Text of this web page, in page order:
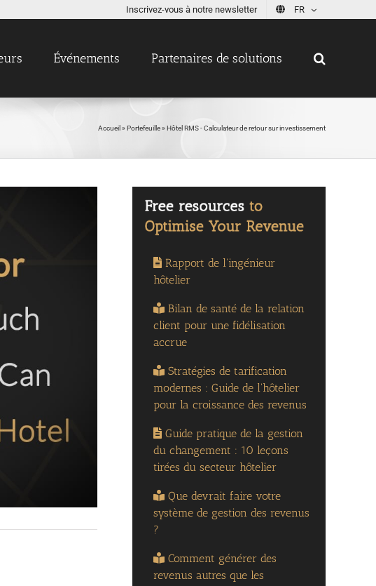
Inscrivez-vous à notre newsletter FR
Événements Partenaires de solutions
Accueil » Portefeuille» Hôtel RMS - Calculateur de retour sur investissement
Rapport de l'ingénieur
hôtelier
Bilan de santé de la relation
client pour une fidélisation
accrue
Stratégies de tarification
modernes : Guide de l'hôtelier
pour la croissance des revenus
Guide pratique de la gestion
du changement : 10 leçons
tirées du secteur hôtelier
Que devrait faire votre
système de gestion des revenus
?
Comment générer des
revenus autres que les